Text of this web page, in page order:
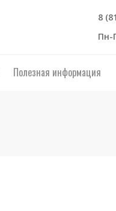
8
Пн-
Полезная информация